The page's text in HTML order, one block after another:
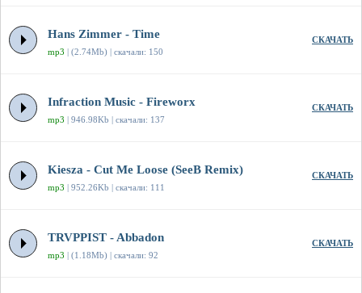
Hans Zimmer - Time
mp3 | (2.74Mb) | скачали: 150
СКАЧАТЬ
Infraction Music - Fireworx
mp3 | 946.98Kb | скачали: 137
СКАЧАТЬ
Kiesza - Cut Me Loose (SeeB Remix)
mp3 | 952.26Kb | скачали: 111
СКАЧАТЬ
TRVPPIST - Abbadon
mp3 | (1.18Mb) | скачали: 92
СКАЧАТЬ